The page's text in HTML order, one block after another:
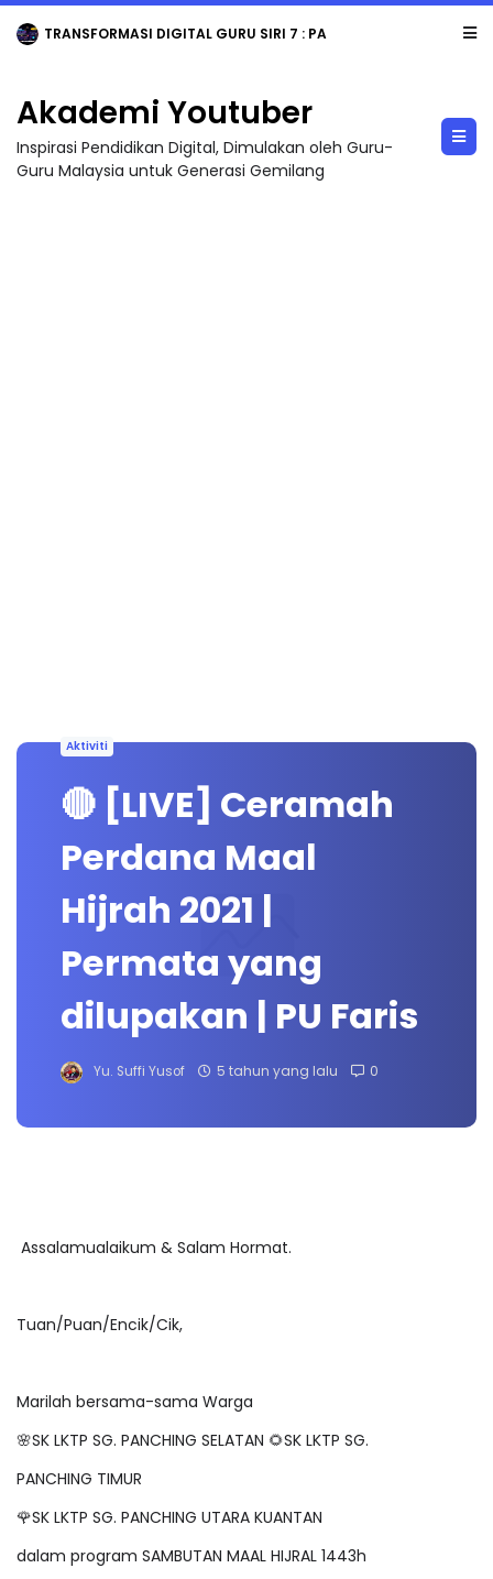
TRANSFORMASI DIGITAL GURU SIRI 7 : PAHLAWAN DIGITAL PENYELAMAT DUNIA
Akademi Youtuber
Inspirasi Pendidikan Digital, Dimulakan oleh Guru-
Guru Malaysia untuk Generasi Gemilang
Aktiviti
🔴 [LIVE] Ceramah
Perdana Maal
Hijrah 2021 |
Permata yang
dilupakan | PU Faris
Yu. Suffi Yusof 5 tahun yang lalu 0
Assalamualaikum & Salam Hormat.
Tuan/Puan/Encik/Cik,
Marilah bersama-sama Warga
🌸SK LKTP SG. PANCHING SELATAN 🌻SK LKTP SG.
PANCHING TIMUR
🌹SK LKTP SG. PANCHING UTARA KUANTAN
dalam program SAMBUTAN MAAL HIJRAL 1443h